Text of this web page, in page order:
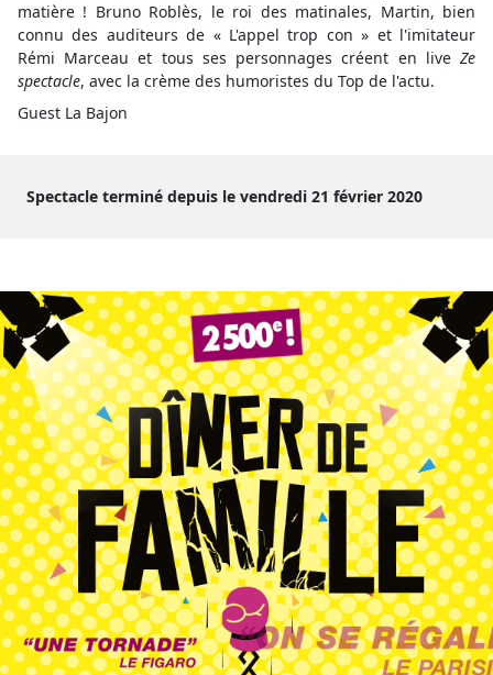
matière ! Bruno Roblès, le roi des matinales, Martin, bien
connu des auditeurs de « L'appel trop con » et l'imitateur
Rémi Marceau et tous ses personnages créent en liveZe
spectacle, avec la crème des humoristes du Top de l'actu.
Guest La Bajon
Spectacle terminé depuis le vendredi 21 février 2020